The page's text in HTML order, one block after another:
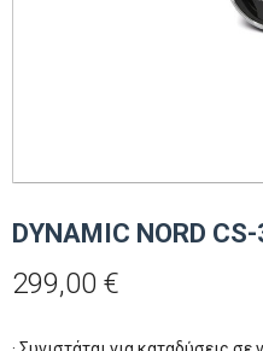
DYNAMIC NORD
299,00 €